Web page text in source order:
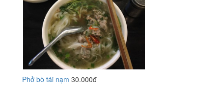
Phở bò tái nạm 30.000đ